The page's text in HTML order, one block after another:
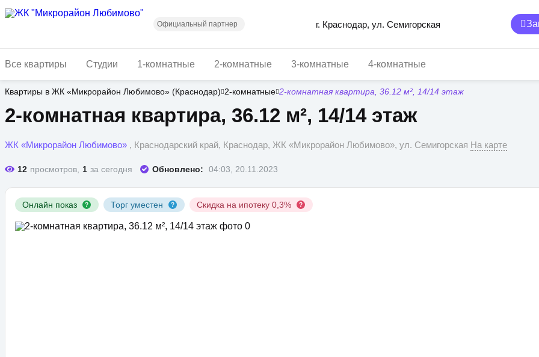
Официальный партнер г. Краснодар, ул. Семигорская
Все квартиры Студии 1-комнатные 2-комнатные 3-комнатные 4-комнатные
Квартиры в ЖК «Микрорайон Любимово» (Краснодар) 2-комнатные 2-комнатная квартира, 36.12 м², 14/14 этаж
2-комнатная квартира, 36.12 м², 14/14 этаж
ЖК «Микрорайон Любимово» , Краснодарский край, Краснодар, ЖК «Микрорайон Любимово», ул. Семигорская На карте
12 просмотров, 1 за сегодня Обновлено: 04:03, 20.11.2023
Онлайн показ Торг уместен Скидка на ипотеку 0,3%